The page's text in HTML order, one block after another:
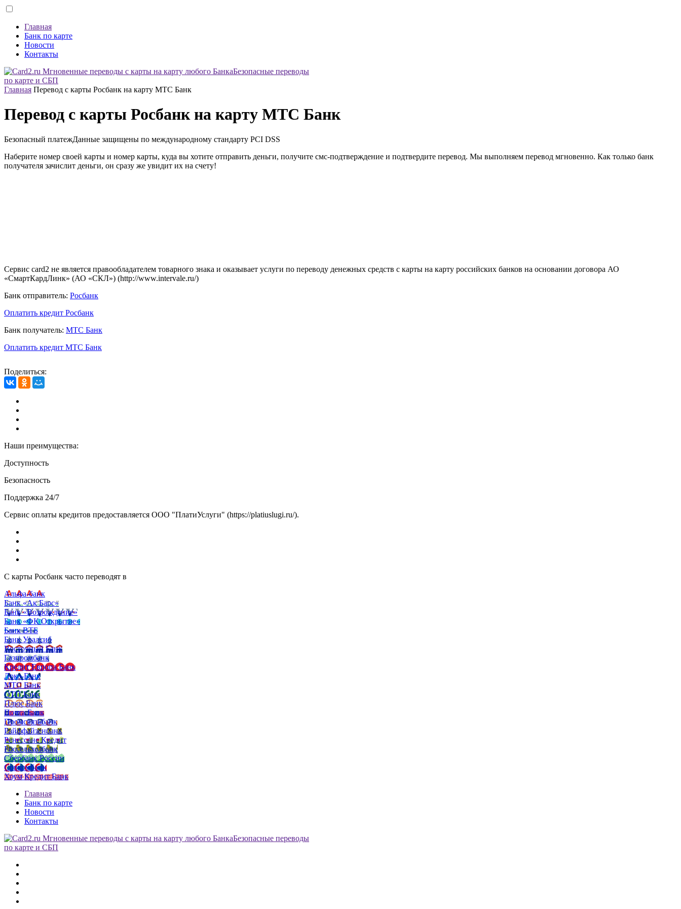
Главная
Банк по карте
Новости
Контакты
Безопасные переводы
по карте и СБП
Главная Перевод с карты Росбанк на карту МТС Банк
Перевод с карты Росбанк на карту МТС Банк
Безопасный платежДанные защищены по международному стандарту PCI DSS
Наберите номер своей карты и номер карты, куда вы хотите отправить деньги, получите смс-подтверждение и подтвердите перевод. Мы выполняем перевод мгновенно. Как только банк
получателя зачислит деньги, он сразу же увидит их на счету!
Сервис card2 не является правообладателем товарного знака и оказывает услуги по переводу денежных средств с карты на карту российских банков на основании договора АО
«СмартКардЛинк» (АО «СКЛ») (http://www.intervale.ru/)
Банк отправитель: Росбанк
Оплатить кредит Росбанк
Банк получатель: МТС Банк
Оплатить кредит МТС Банк
Поделиться:
Наши преимущества:
Доступность
Безопасность
Поддержка 24/7
Сервис оплаты кредитов предоставляется ООО "ПлатиУслуги" (https://platiuslugi.ru/).
С карты Росбанк часто переводят в
Альфа-банк
Банк «Ак Барс»
Банк «Возрождение»
Банк «ФК Открытие»
Банк ВТБ
Банк Уралсиб
Восточный Банк
Газпромбанк
Кредит Европа Банк
Локо-Банк
МТС Банк
ОТП Банк
Плюс Банк
Почта Банк
Промсвязьбанк
Райффайзенбанк
Ренессанс Кредит
Россельхозбанк
Сбербанк России
Совкомбанк
Хоум Кредит Банк
Главная
Банк по карте
Новости
Контакты
Безопасные переводы
по карте и СБП